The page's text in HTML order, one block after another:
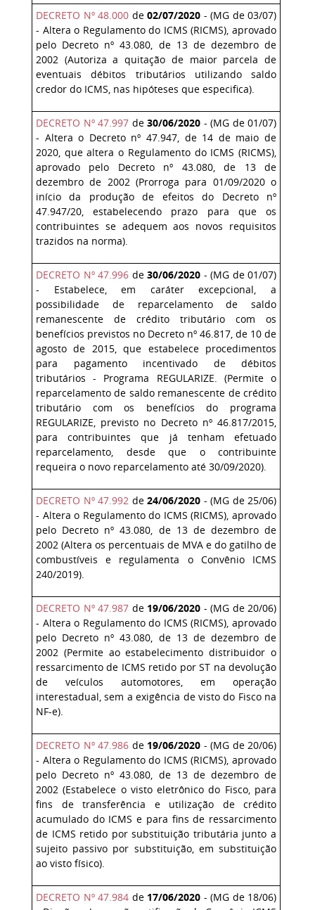
DECRETO Nº 48.000 de 02/07/2020 - (MG de 03/07)
- Altera o Regulamento do ICMS (RICMS), aprovado
pelo Decreto nº 43.080, de 13 de dezembro de
2002 (Autoriza a quitação de maior parcela de
eventuais débitos tributários utilizando saldo
credor do ICMS, nas hipóteses que especifica).
DECRETO Nº 47.997 de 30/06/2020 - (MG de 01/07)
- Altera o Decreto nº 47.947, de 14 de maio de
2020, que altera o Regulamento do ICMS (RICMS),
aprovado pelo Decreto nº 43.080, de 13 de
dezembro de 2002 (Prorroga para 01/09/2020 o
início da produção de efeitos do Decreto nº
47.947/20, estabelecendo prazo para que os
contribuintes se adequem aos novos requisitos
trazidos na norma).
DECRETO Nº 47.996 de 30/06/2020 - (MG de 01/07)
- Estabelece, em caráter excepcional, a
possibilidade de reparcelamento de saldo
remanescente de crédito tributário com os
benefícios previstos no Decreto nº 46.817, de 10 de
agosto de 2015, que estabelece procedimentos
para pagamento incentivado de débitos
tributários - Programa REGULARIZE. (Permite o
reparcelamento de saldo remanescente de crédito
tributário com os benefícios do programa
REGULARIZE, previsto no Decreto nº 46.817/2015,
para contribuintes que já tenham efetuado
reparcelamento, desde que o contribuinte
requeira o novo reparcelamento até 30/09/2020).
DECRETO Nº 47.992 de 24/06/2020 - (MG de 25/06)
- Altera o Regulamento do ICMS (RICMS), aprovado
pelo Decreto nº 43.080, de 13 de dezembro de
2002 (Altera os percentuais de MVA e do gatilho de
combustíveis e regulamenta o Convênio ICMS
240/2019).
DECRETO Nº 47.987 de 19/06/2020 - (MG de 20/06)
- Altera o Regulamento do ICMS (RICMS), aprovado
pelo Decreto nº 43.080, de 13 de dezembro de
2002 (Permite ao estabelecimento distribuidor o
ressarcimento de ICMS retido por ST na devolução
de veículos automotores, em operação
interestadual, sem a exigência de visto do Fisco na
NF-e).
DECRETO Nº 47.986 de 19/06/2020 - (MG de 20/06)
- Altera o Regulamento do ICMS (RICMS), aprovado
pelo Decreto nº 43.080, de 13 de dezembro de
2002 (Estabelece o visto eletrônico do Fisco, para
fins de transferência e utilização de crédito
acumulado do ICMS e para fins de ressarcimento
de ICMS retido por substituição tributária junto a
sujeito passivo por substituição, em substituição
ao visto físico).
DECRETO Nº 47.984 de 17/06/2020 - (MG de 18/06)